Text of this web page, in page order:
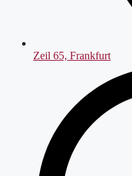
Zeil 65, Frankfurt